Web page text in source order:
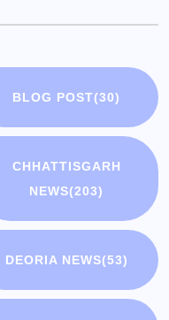
BLOG POST(30)
CHHATTISGARH
NEWS(203)
DEORIA NEWS(53)